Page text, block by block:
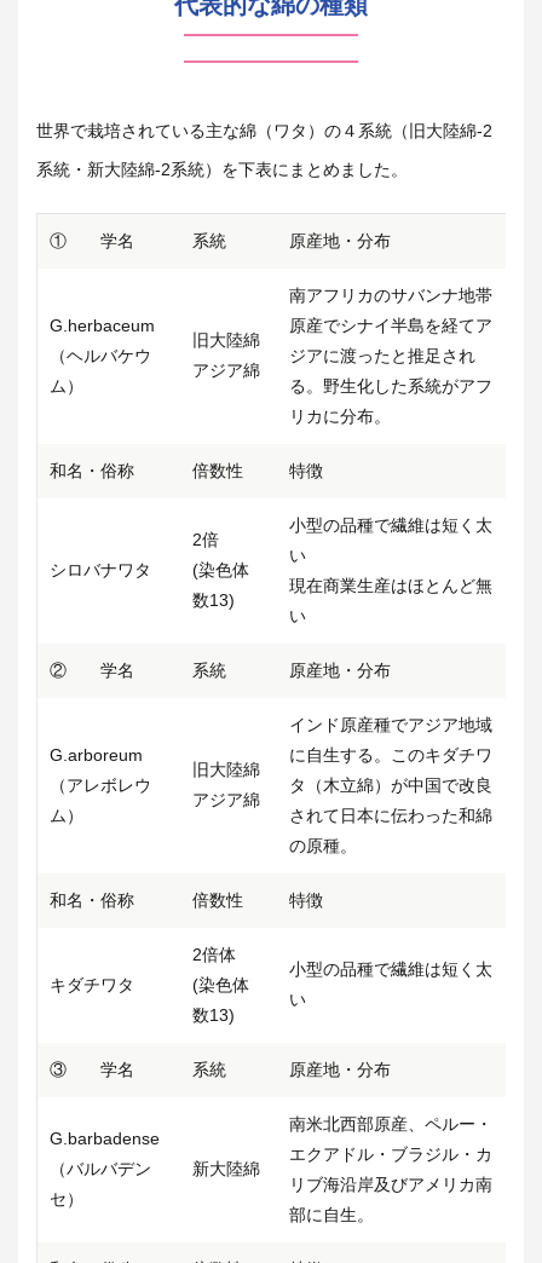
世界で栽培されている主な綿（ワタ）の４系統（旧大陸綿-2
系統・新大陸綿-2系統）を下表にまとめました。
① 学名 系統 原産地・分布
G.herbaceum
（ヘルバケウ
ム）
旧大陸綿
アジア綿
南アフリカのサバンナ地帯
原産でシナイ半島を経てア
ジアに渡ったと推足され
る。野生化した系統がアフ
リカに分布。
和名・俗称 倍数性 特徴
シロバナワタ
2倍
(染色体
数13)
小型の品種で繊維は短く太
い
現在商業生産はほとんど無
い
② 学名 系統 原産地・分布
G.arboreum
（アレボレウ
ム）
旧大陸綿
アジア綿
インド原産種でアジア地域
に自生する。このキダチワ
タ（木立綿）が中国で改良
されて日本に伝わった和綿
の原種。
和名・俗称 倍数性 特徴
キダチワタ
2倍体
(染色体
数13)
小型の品種で繊維は短く太
い
③ 学名 系統 原産地・分布
G.barbadense
（バルバデン
セ）
新大陸綿
南米北西部原産、ペルー・
エクアドル・ブラジル・カ
リブ海沿岸及びアメリカ南
部に自生。